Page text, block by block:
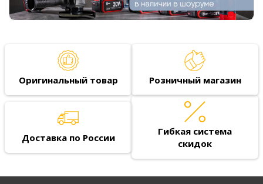
Оригинальный товар Розничный магазин
Доставка по России
Гибкая система
скидок